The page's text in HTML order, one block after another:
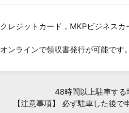
クレジットカード，MKPビジネス
オンラインで領収書発行が可能です。
48時間以上駐車す
【注意事項】 必ず駐車した後